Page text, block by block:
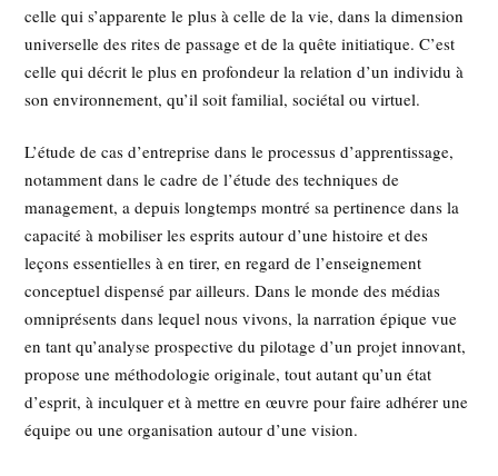
celle qui s’apparente le plus à celle de la vie, dans la dimension
universelle des rites de passage et de la quête initiatique. C’est
celle qui décrit le plus en profondeur la relation d’un individu à
son environnement, qu’il soit familial, sociétal ou virtuel.
L’étude de cas d’entreprise dans le processus d’apprentissage,
notamment dans le cadre de l’étude des techniques de
management, a depuis longtemps montré sa pertinence dans la
capacité à mobiliser les esprits autour d’une histoire et des
leçons essentielles à en tirer, en regard de l’enseignement
conceptuel dispensé par ailleurs. Dans le monde des médias
omniprésents dans lequel nous vivons, la narration épique vue
en tant qu’analyse prospective du pilotage d’un projet innovant,
propose une méthodologie originale, tout autant qu’un état
d’esprit, à inculquer et à mettre en œuvre pour faire adhérer une
équipe ou une organisation autour d’une vision.